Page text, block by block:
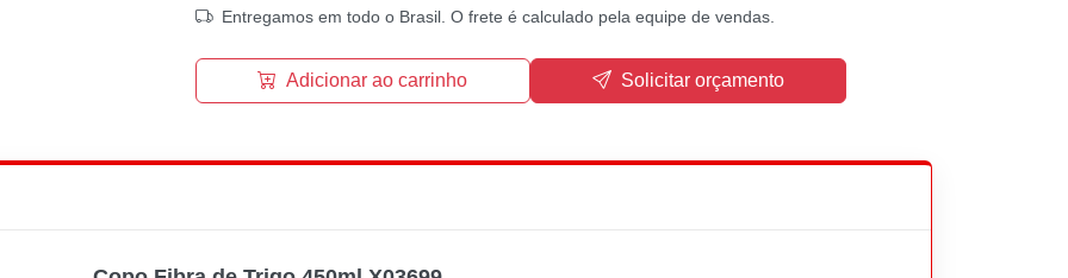
Entregamos em todo o Brasil. O frete é calculado pela equipe de vendas.
Adicionar ao carrinho Solicitar orçamento